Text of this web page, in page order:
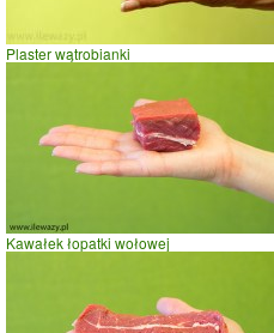
Plaster wątrobianki
Kawałek łopatki wołowej